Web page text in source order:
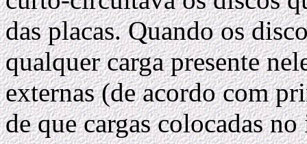
das placas. Quando os
qualquer carga presente
externas (de acordo com
de que cargas colocadas